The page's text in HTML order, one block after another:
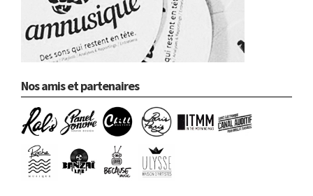
Nos amis et partenaires